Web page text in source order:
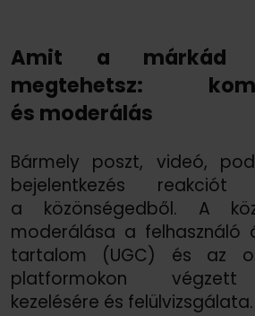
Amit a márkád
megtehetsz:
és moderálás
Bármely poszt, videó,
bejelentkezés
a közönségedből. A
moderálása a felhasználó
tartalom (UGC) és az
platformokon végzett
kezelésére és felülvizsgálata.